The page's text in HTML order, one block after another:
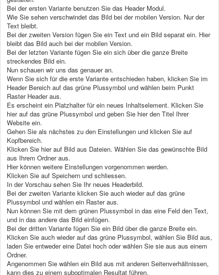
Bei der ersten Variante benutzen Sie das Header Modul.
Wie Sie sehen verschwindet das Bild bei der mobilen Version. Nur der
Text bleibt.
Bei der zweiten Version fügen Sie ein Text und ein Bild separat ein. Hier
bleibt das Bild auch bei der mobilen Version.
Bei der letzten Variante fügen Sie ein sich über die ganze Breite
streckendes Bild ein.
Nun schauen wir uns das genauer an.
Wenn Sie sich für die erste Variante entschieden haben, klicken Sie im
Header Bereich auf das grüne Plussymbol und wählen beim Punkt
Raster Header aus.
Es erscheint ein Platzhalter für ein neues Inhaltselement. Klicken Sie
hier auf das grüne Plussymbol und geben Sie hier den Titel Ihrer
Website ein.
Gehen Sie als nächstes zu den Einstellungen und klicken Sie auf
Kopfbereich.
Klicken Sie hier auf Bild aus Dateien. Wählen Sie das gewünschte Bild
aus Ihrem Ordner aus.
Hier können weitere Einstellungen vorgenommen werden.
Klicken Sie auf Speichern und schliessen.
In der Vorschau sehen Sie Ihr neues Headerbild.
Bei der zweiten Variante klicken Sie auch wieder auf das grüne
Plussymbol und wählen ein Raster aus.
Nun können Sie mit dem grünen Plussymbol in das eine Feld den Text,
und in das andere das Bild einfügen.
Bei der dritten Variante fügen Sie ein Bild über die ganze Breite ein.
Klicken Sie auch wieder auf das grüne Plussymbol, wählen Sie Bild aus,
laden Sie entweder eine Datei hoch oder wählen Sie sie aus aus einem
Ordner.
Angenommen Sie wählen ein Bild aus mit anderen Seitenverhältnissen,
kann dies zu einem suboptimalen Resultat führen.